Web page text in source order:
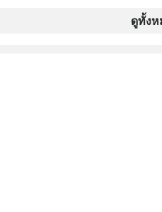
ผ่าน Youtube : https://youtu.be/Jj3neoUL72g
นั้นกลับกลายเป็น
เขาก้าวขึ้นไปยืน
จากกระทรวงการ
ดูทั้ง